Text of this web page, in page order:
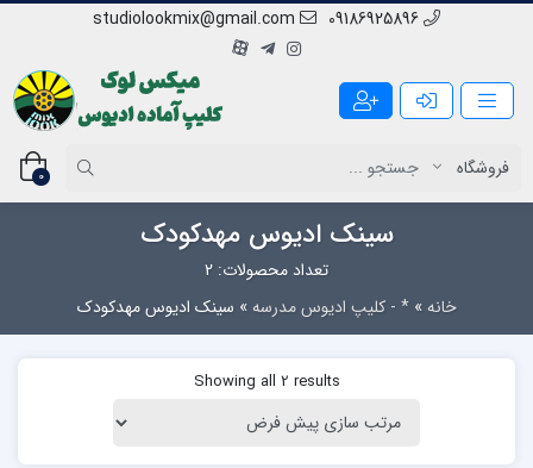
09186925896
studiolookmix@gmail.com
0
سینک ادیوس مهدکودک
تعداد محصولات: 2
خانه»* - کلیپ ادیوس مدرسه» سینک ادیوس مهدکودک
Showing all 2 results